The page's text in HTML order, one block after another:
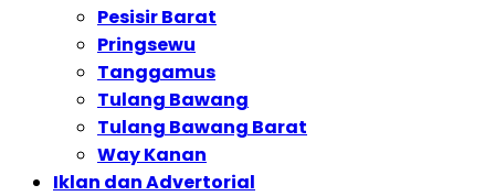
Pesisir Barat
Pringsewu
Tanggamus
Tulang Bawang
Tulang Bawang Barat
Way Kanan
Iklan dan Advertorial